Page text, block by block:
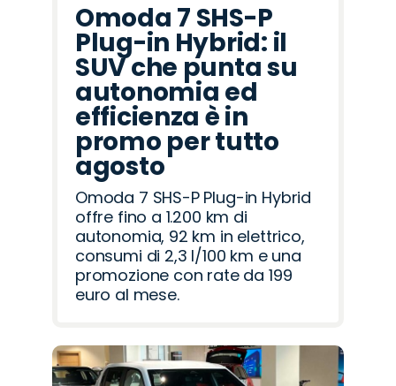
Omoda 7 SHS-P
Plug-in Hybrid: il
SUV che punta su
autonomia ed
efficienza è in
promo per tutto
agosto
Omoda 7 SHS-P Plug-in Hybrid
offre fino a 1.200 km di
autonomia, 92 km in elettrico,
consumi di 2,3 l/100 km e una
promozione con rate da 199
euro al mese.